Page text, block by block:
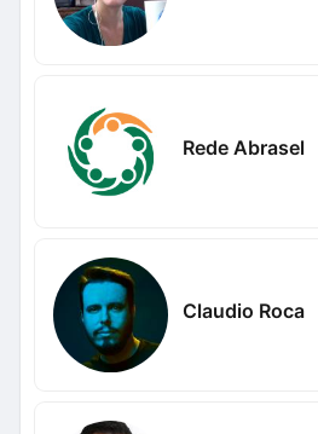
Rede Abrasel
Claudio Roca